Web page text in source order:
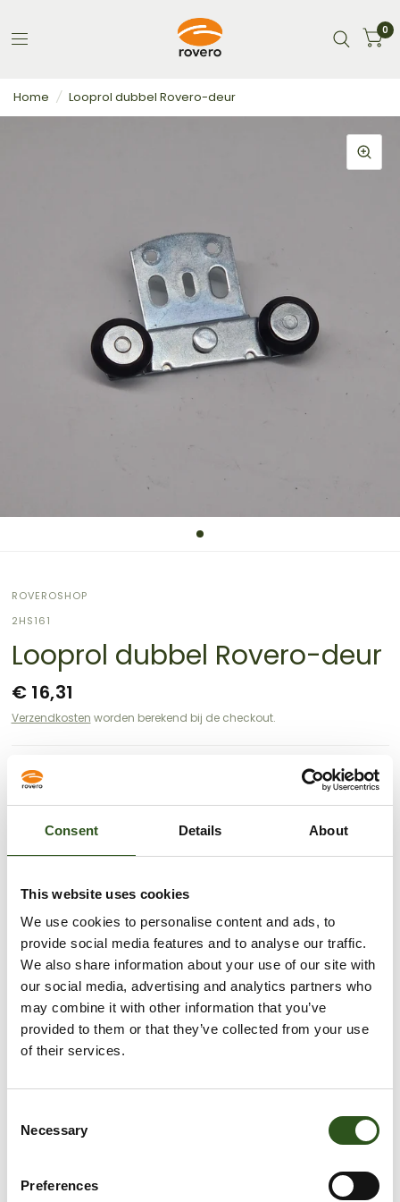
Consent Details About
This website uses cookies
We use cookies to personalise content and ads, to
provide social media features and to analyse our traffic.
We also share information about your use of our site with
our social media, advertising and analytics partners who
may combine it with other information that you’ve
provided to them or that they’ve collected from your use
of their services.
Necessary
Preferences
0
Home / Looprol dubbel Rovero-deur
ROVEROSHOP
2HS161
Looprol dubbel Rovero-deur
€ 16,31
Verzendkosten worden berekend bij de checkout.
Sizing guide
VOEG TOE AAN WINKELWAGEN
Afhaling is beschikbaar bij Krabbescheer 6
Meestal klaar binnen 2-4 dagen
Openingstijden:
Maandag – Vrijdag: 08:00 – 16:00
Gesloten tussen 12:30 – 13:00
Looprol dubbel Rovero-deur
5M8981520